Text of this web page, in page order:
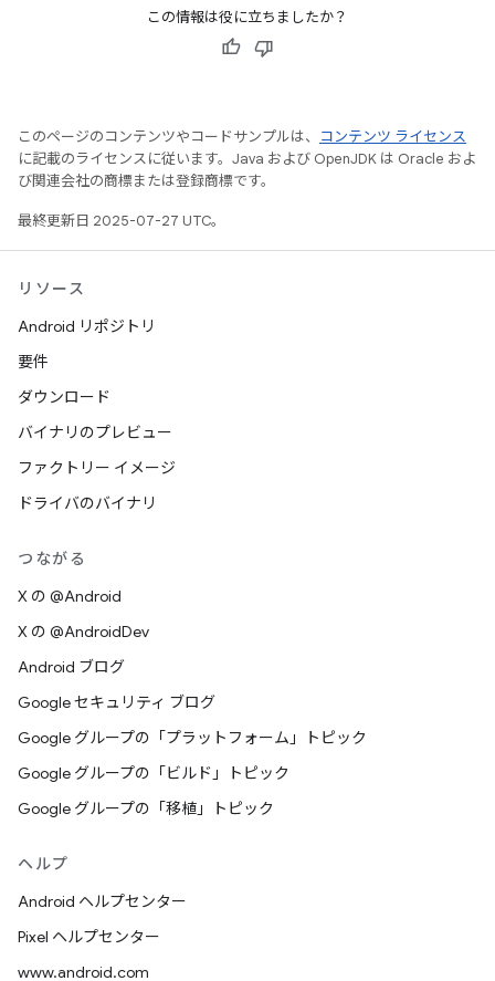
この情報は役に立ちましたか？
このページのコンテンツやコードサンプルは、
コンテンツ ライセンス
に記載のライセンスに従います。Java および OpenJDK は Oracle およ
び関連会社の商標または登録商標です。
最終更新日 2025-07-27 UTC。
リソース
Android リポジトリ
要件
ダウンロード
バイナリのプレビュー
ファクトリー イメージ
ドライバのバイナリ
つながる
X の @Android
X の @AndroidDev
Android ブログ
Google セキュリティ ブログ
Google グループの「プラットフォーム」トピック
Google グループの「ビルド」トピック
Google グループの「移植」トピック
ヘルプ
Android ヘルプセンター
Pixel ヘルプセンター
www.android.com